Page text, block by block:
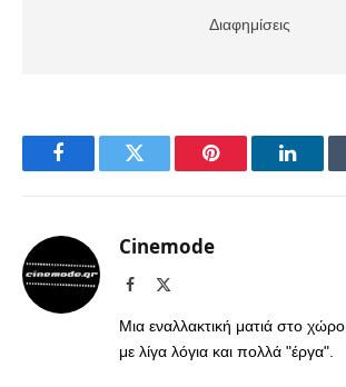
Διαφημίσεις
FacebookTwitter Pinterest
Cinemode
Facebook
Μια εναλλακτική ματιά στο
με λίγα λόγια και πολλά "έργα".